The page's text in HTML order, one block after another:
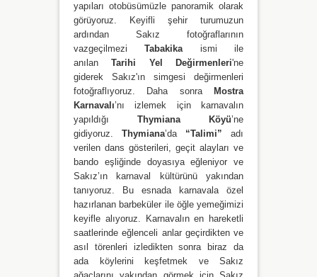
yapıları otobüsümüzle panoramik olarak
görüyoruz. Keyifli şehir turumuzun
ardından Sakız fotoğraflarının
vazgeçilmeziTabakika ismi ile
anılanTarihi Yel Değirmenleri'ne
giderek Sakız'ın simgesi değirmenleri
fotoğraflıyoruz. Daha sonra
Mostra
Karnavalı’nı izlemek için karnavalın
yapıldığı Thymiana Köyü’ne
gidiyoruz. Thymiana’da“Talimi” adı
verilen dans gösterileri, geçit alayları ve
bando eşliğinde doyasıya eğleniyor ve
Sakız’ın karnaval kültürünü yakından
tanıyoruz. Bu esnada karnavala özel
hazırlanan barbeküler ile öğle yemeğimizi
keyifle alıyoruz. Karnavalın en hareketli
saatlerinde eğlenceli anlar geçirdikten ve
asıl törenleri izledikten sonra biraz da
ada köylerini keşfetmek ve Sakız